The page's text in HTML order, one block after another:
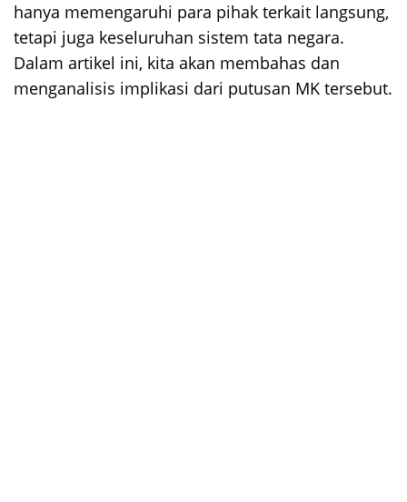
hanya memengaruhi para pihak terkait langsung,
tetapi juga keseluruhan sistem tata negara.
Dalam artikel ini, kita akan membahas dan
menganalisis implikasi dari putusan MK tersebut.